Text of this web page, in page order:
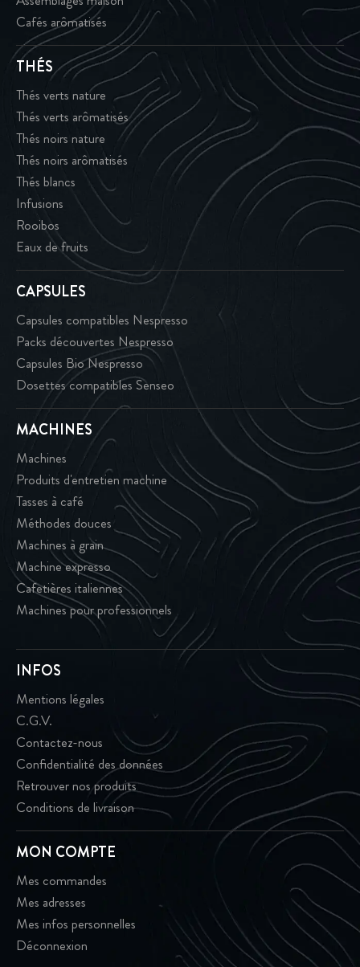
Cafés arômatisés
THÉS
Thés verts nature
Thés verts arômatisés
Thés noirs nature
Thés noirs arômatisés
Thés blancs
Infusions
Rooibos
Eaux de fruits
CAPSULES
Capsules compatibles Nespresso
Packs découvertes Nespresso
Capsules Bio Nespresso
Dosettes compatibles Senseo
MACHINES
Machines
Produits d'entretien machine
Tasses à café
Méthodes douces
Machines à grain
Machine expresso
Cafetières italiennes
Machines pour professionnels
INFOS
Mentions légales
C.G.V.
Contactez-nous
Confidentialité des données
Retrouver nos produits
Conditions de livraison
MON COMPTE
Mes commandes
Mes adresses
Mes infos personnelles
Déconnexion